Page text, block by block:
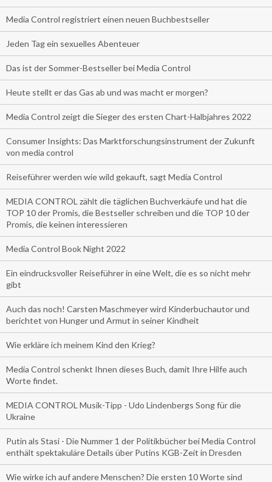
Media Control registriert einen neuen Buchbestseller
Jeden Tag ein sexuelles Abenteuer
Das ist der Sommer-Bestseller bei Media Control
Heute stellt er das Gas ab und was macht er morgen?
Media Control zeigt die Sieger des ersten Chart-Halbjahres 2022
Consumer Insights: Das Marktforschungsinstrument der Zukunft
von media control
Reiseführer werden wie wild gekauft, sagt Media Control
MEDIA CONTROL zählt die täglichen Buchverkäufe und hat die
TOP 10 der Promis, die Bestseller schreiben und die TOP 10 der
Promis, die keinen interessieren
Media Control Book Night 2022
Ein eindrucksvoller Reiseführer in eine Welt, die es so nicht mehr
gibt
Auch das noch! Carsten Maschmeyer wird Kinderbuchautor und
berichtet von Hunger und Armut in seiner Kindheit
Wie erkläre ich meinem Kind den Krieg?
Media Control schenkt Ihnen dieses Buch, damit Ihre Hilfe auch
Worte findet.
MEDIA CONTROL Musik-Tipp - Udo Lindenbergs Song für die
Ukraine
Putin als Stasi - Die Nummer 1 der Politikbücher bei Media Control
enthält spektakuläre Details über Putins KGB-Zeit in Dresden
Wie wirke ich auf andere Menschen? Die ersten 10 Worte sind